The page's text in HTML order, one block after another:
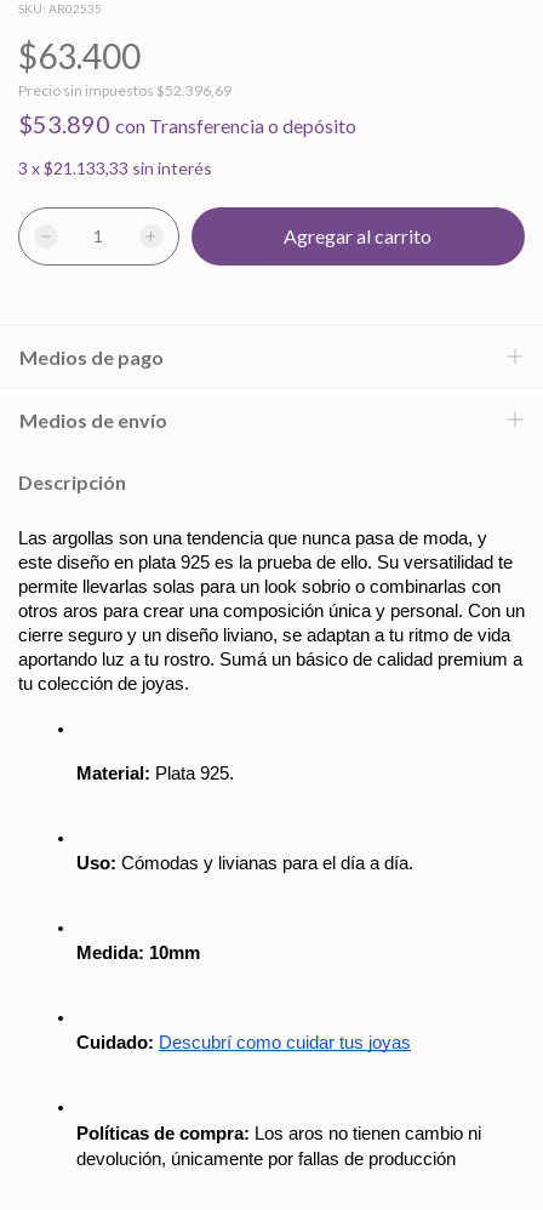
SKU: AR02535
$63.400
Precio sin impuestos $52.396,69
$53.890 con Transferencia o depósito
3 x$21.133,33 sin interés
Medios de pago
Medios de envío
Descripción
Las argollas son una tendencia que nunca pasa de moda, y
este diseño en plata 925 es la prueba de ello. Su versatilidad te
permite llevarlas solas para un look sobrio o combinarlas con
otros aros para crear una composición única y personal. Con un
cierre seguro y un diseño liviano, se adaptan a tu ritmo de vida
aportando luz a tu rostro. Sumá un básico de calidad premium a
tu colección de joyas.
Material: Plata 925.
Uso: Cómodas y livianas para el día a día.
Medida: 10mm
Cuidado: Descubrí como cuidar tus joyas
Políticas de compra: Los aros no tienen cambio ni
devolución, únicamente por fallas de producción